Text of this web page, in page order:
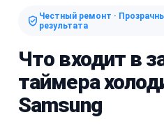
Честный ремонт ·
результата
Что входит в
таймера
Samsung